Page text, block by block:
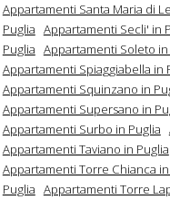
Appartamenti Santa Maria di
Puglia Appartamenti Secli' in
Puglia Appartamenti Soleto in
Appartamenti Spiaggiabella in
Appartamenti Squinzano in
Appartamenti Supersano in
Appartamenti Surbo in Puglia
Appartamenti Taviano in Puglia
Appartamenti Torre Chianca
Puglia Appartamenti Torre